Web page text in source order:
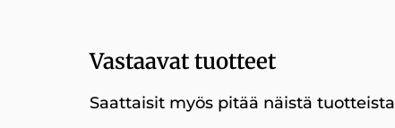
Vastaavat tuotteet
Saattaisit myös pitää näistä tuotteista